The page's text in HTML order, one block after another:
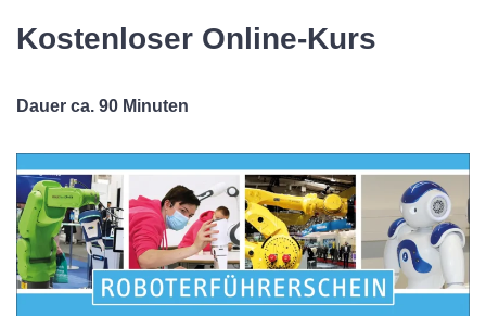
Kostenloser Online-Kurs
Dauer ca. 90 Minuten